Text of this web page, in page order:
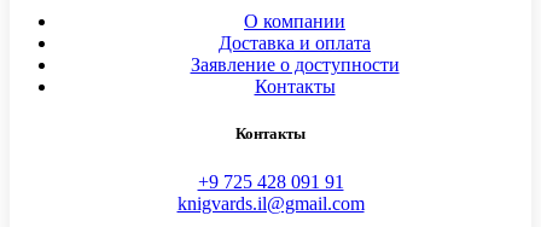
О компании
Доставка и оплата
Заявление о доступности
Контакты
Контакты
+9 725 428 091 91
knigvards.il@gmail.com